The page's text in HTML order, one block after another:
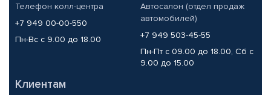
Телефон колл-центра
+7 949 00-00-550
Пн-Вс с 9.00 до 18.00
Автосалон (отдел продаж
автомобилей)
+7 949 503-45-55
Пн-Пт с 09.00 до 18.00, Сб с
9.00 до 15.00
Клиентам